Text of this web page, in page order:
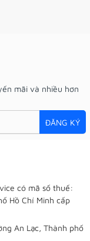
mãi và nhiều hơn
ĐĂNG KÝ
có mã số thuế:
Hồ Chí Minh cấp
An Lạc, Thành phố